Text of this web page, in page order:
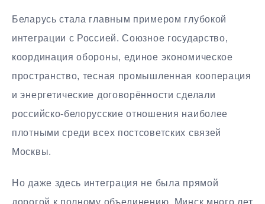
Беларусь стала главным примером глубокой
интеграции с Россией. Союзное государство,
координация обороны, единое экономическое
пространство, тесная промышленная кооперация
и энергетические договорённости сделали
российско-белорусские отношения наиболее
плотными среди всех постсоветских связей
Москвы.
Но даже здесь интеграция не была прямой